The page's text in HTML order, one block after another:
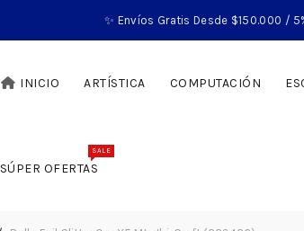
✨ Envíos Gratis Desde $150.000 /
INICIO ARTÍSTICA COMPUTACIÓN
SÚPER OFERTAS
SALE